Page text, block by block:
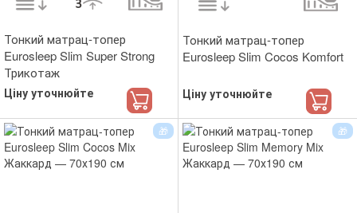
Тонкий матрац-топер
Eurosleep Slim Super Strong
Трикотаж
Ціну уточнюйте
Тонкий матрац-топер
Eurosleep Slim Cocos Komfort
Ціну уточнюйте